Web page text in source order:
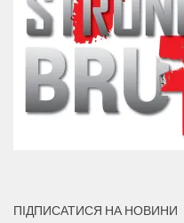
ПІДПИСАТИСЯ НА НОВИНИ